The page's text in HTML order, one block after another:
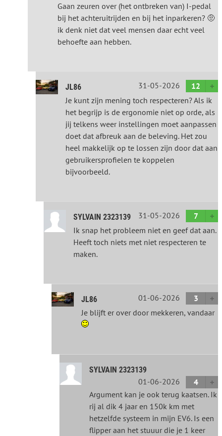
Gaan zeuren over (het ontbreken van) I-pedal
bij het achteruitrijden en bij het inparkeren? 🤨
ik denk niet dat veel mensen daar echt veel
behoefte aan hebben.
JL86 31-05-2026
12
Je kunt zijn mening toch respecteren? Als ik
het begrijp is de ergonomie niet op orde, als
jij telkens weer instellingen moet aanpassen
doet dat afbreuk aan de beleving. Het zou
heel makkelijk op te lossen zijn door dat aan
gebruikersprofielen te koppelen
bijvoorbeeld.
SYLVAIN 2323139 31-05-2026
7
Ik snap het probleem niet en geef dat aan.
Heeft toch niets met niet respecteren te
maken.
JL86 01-06-2026
3
Je blijft er over door mekkeren, vandaar
SYLVAIN 2323139
01-06-2026
4
Argument kan je ook terug kaatsen. Ik
rij al dik 4 jaar en 150k km met
hetzelfde systeem in mijn EV6. Is een
flipper aan het stuuur die je 1 keer